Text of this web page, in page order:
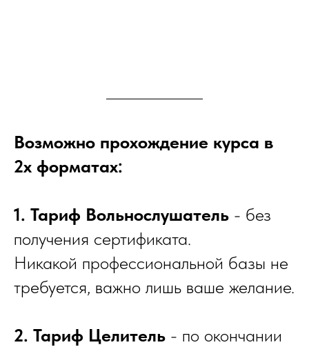
Возможно прохождение курса в
2х форматах:
1. Тариф Вольнослушатель - без
получения сертификата.
Никакой профессиональной базы не
требуется, важно лишь ваше желание.
2. Тариф Целитель - по окончании